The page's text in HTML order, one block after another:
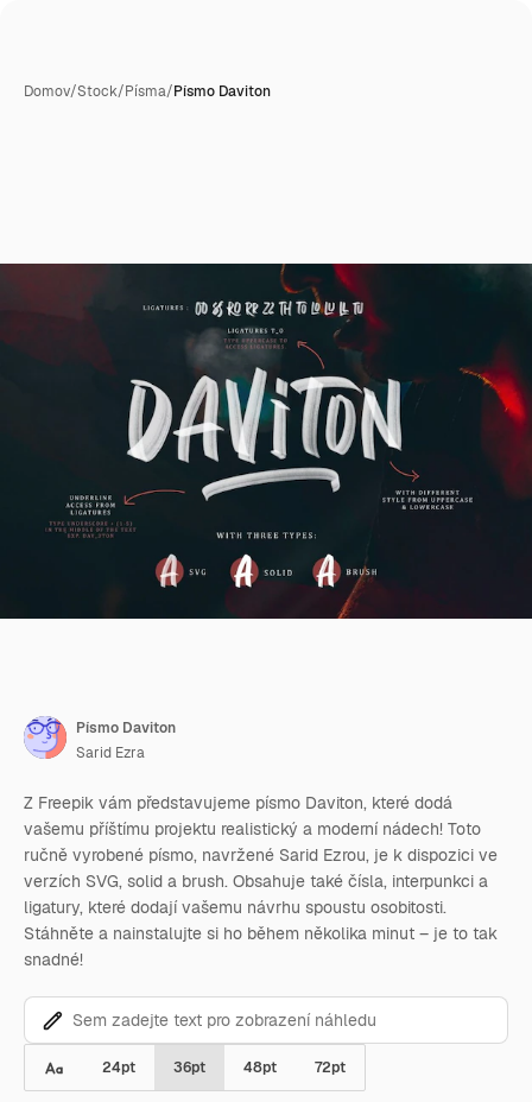
Domov/Stock/Písma/Písmo Daviton
Písmo Daviton
Sarid Ezra
Z Freepik vám představujeme písmo Daviton, které dodá
vašemu příštímu projektu realistický a moderní nádech! Toto
ručně vyrobené písmo, navržené Sarid Ezrou, je k dispozici ve
verzích SVG, solid a brush. Obsahuje také čísla, interpunkci a
ligatury, které dodají vašemu návrhu spoustu osobitosti.
Stáhněte a nainstalujte si ho během několika minut – je to tak
snadné!
24pt 36pt 48pt 72pt